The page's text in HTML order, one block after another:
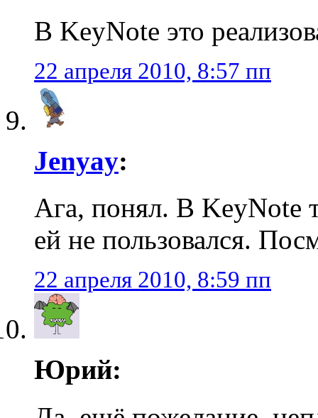
В KeyNote это
22 апреля 2010, 8:57 пп
Jenyay:
Ага, понял. В KeyNote
ей не пользовался.
22 апреля 2010, 8:59 пп
Юрий: